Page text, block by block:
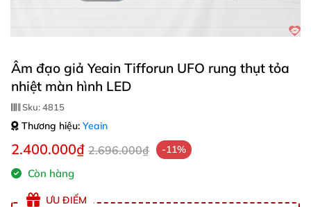
Âm đạo giả Yeain Tifforun UFO rung thụt tỏa
nhiệt màn hình LED
Sku:4815
Thương hiệu: Yeain
2.400.000₫ 2.696.000₫ -11%
Còn hàng
ƯU ĐIỂM